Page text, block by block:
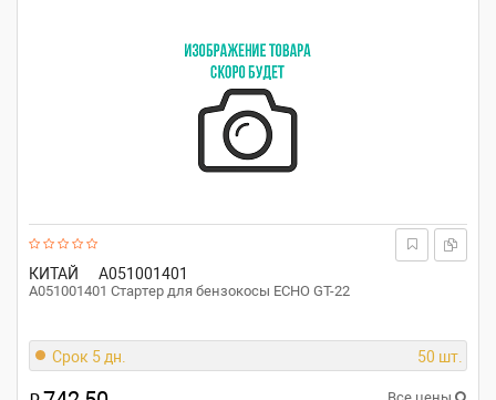
КИТАЙ A051001401
A051001401 Стартер для бензокосы ECHO GT-22
Срок 5 дн. 50 шт.